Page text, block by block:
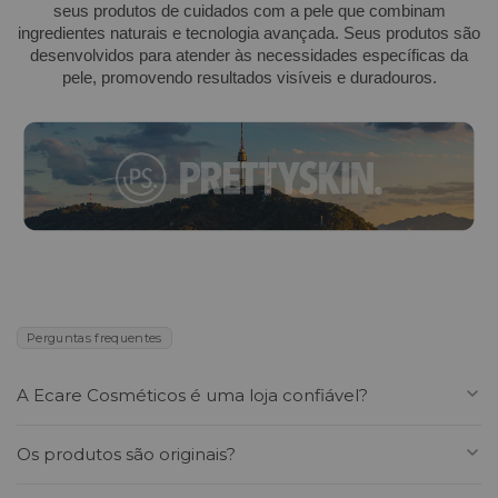
seus produtos de cuidados com a pele que combinam
ingredientes naturais e tecnologia avançada. Seus produtos são
desenvolvidos para atender às necessidades específicas da
pele, promovendo resultados visíveis e duradouros.
Perguntas frequentes
A Ecare Cosméticos é uma loja confiável?
em cosméticos coreanos premium, com curadoria de
Os produtos são originais?